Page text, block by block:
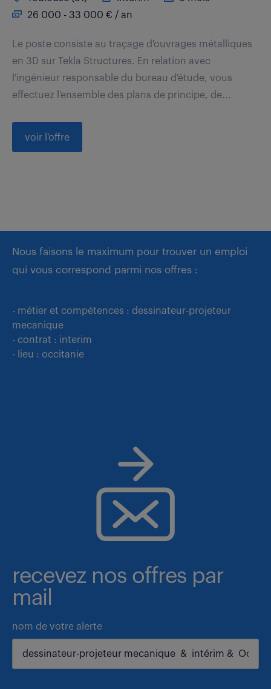
26 000 - 33 000 € / an
Le poste consiste au traçage d'ouvrages métalliques
en 3D sur Tekla Structures. En relation avec
l'ingénieur responsable du bureau d'étude, vous
effectuez l'ensemble des plans de principe, de...
voir l'offre
Nous faisons le maximum pour trouver un emploi
qui vous correspond parmi nos offres :
- métier et compétences : dessinateur-projeteur
mecanique
- contrat : interim
- lieu : occitanie
recevez nos offres par
mail
nom de votre alerte